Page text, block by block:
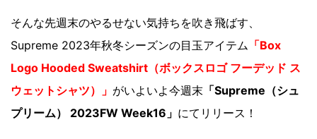
そんな先週末のやるせない気持ちを吹き飛ばす、
Supreme 2023年秋冬シーズンの目玉アイテム 「Box
Logo Hooded Sweatshirt（ボックスロゴ フーデッド ス
ウェットシャツ）」 がいよいよ今週末 「Supreme（シュ
プリーム） 2023FW Week16」 にてリリース！